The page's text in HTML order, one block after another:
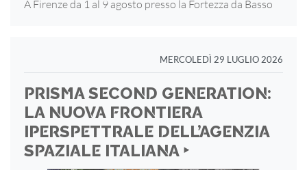
A Firenze da 1 al 9 agosto presso la Fortezza da Basso
MERCOLEDÌ 29 LUGLIO 2026
PRISMA SECOND GENERATION:
LA NUOVA FRONTIERA
IPERSPETTRALE DELL’AGENZIA
SPAZIALE ITALIANA ‣